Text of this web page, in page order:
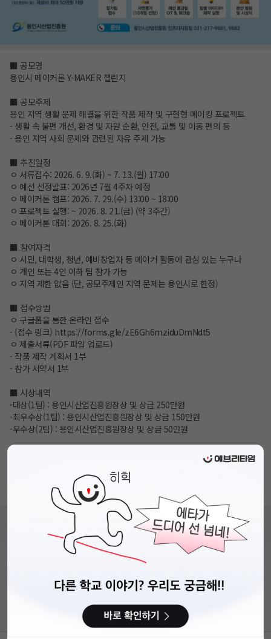
■ 공모명
용인시 메이커톤 Y-MAKER 챌린지
■ 공모주제
용인 지역 생활 문제 해결을 위한 작품 제작 및 구현형 메이킹 프로젝트
- 생활 속 불편 개선, 환경 및 자원 순환, 안전, 교통 및 이동 편의 등
- 용인 지역 사회 문제와 관련된 자유 주제 가능
■ 추진일정
ㅇ 서류접수: 2026. 6. 9.(화) ~ 7. 13.(월) 17:00
ㅇ 예선 선정발표: 2026년 7월 4주차 예정
ㅇ 메이커톤 캠프: 2026. 7. 29.(수) 13:00 ~ 18:00
ㅇ 프로젝트 실행: ~ 2026. 8. 21.(금) (약 3주간)
ㅇ 메이커톤 대회: 2026. 8. 25.(화)
■ 참여자격
ㅇ 시민, 대학생, 청년, 예비창업자 등 메이커 활동에 관심 있는 누구나
ㅇ 개인 또는 4인 이하 팀 참가 가능
ㅇ 지역 제한 없음 (단, 공모주제인 지역 문제는 용인시로 한정)
■ 접수방법
ㅇ 구글폼을 통한 온라인 접수
- (접수 링크) https://forms.gle/zE6Gh6mziduDmNdt5
ㅇ 제출서류(PDF 파일 업로드)
- 작품 제작 계획서 1부
- 참가 서약서 1부
■ 시상내역
-대상(1팀) : 용인시산업진흥원장상 및 상금 250만원
-최우수상(1팀) : 용인시산업진흥원장상 및 상금 150만원
-우수상(2팀) : 용인시산업진흥원장상 및 상금 50만원
- 031-217-9882
서울특별시 마포구 양화로 113, 5층
사업자등록번호 : 572-87-02009
개인정보처리방침 커뮤니티이용규칙 공지사항
© 에브리커리어(캠퍼스픽)